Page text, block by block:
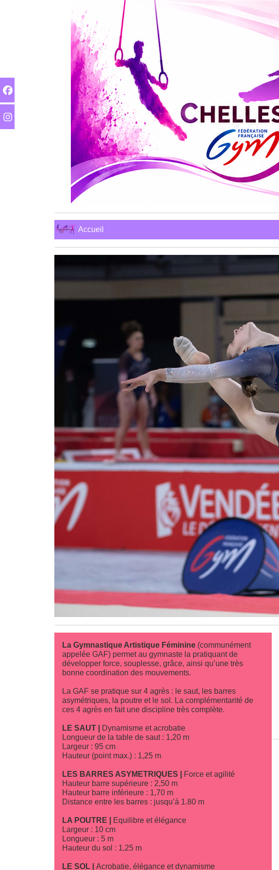
Accueil
La Gymnastique Artistique Féminine (communément
appelée GAF) permet au gymnaste la pratiquant de
développer force, souplesse, grâce, ainsi qu’une très
bonne coordination des mouvements.
La GAF se pratique sur 4 agrès : le saut, les barres
asymétriques, la poutre et le sol. La complémentarité de
ces 4 agrès en fait une discipline très complète.
LE SAUT |
Dynamisme et acrobatie
Longueur de la table de saut : 1,20 m
Largeur : 95 cm
Hauteur (point max.) : 1,25 m
LES BARRES ASYMETRIQUES |
Force et agilité
Hauteur barre supérieure : 2,50 m
Hauteur barre inférieure : 1,70 m
Distance entre les barres : jusqu’à 1.80 m
LA POUTRE |
Equilibre et élégance
Largeur : 10 cm
Longueur : 5 m
Hauteur du sol : 1,25 m
LE SOL | Acrobatie, élégance et dynamisme